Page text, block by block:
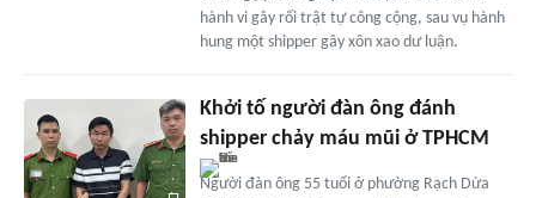
hành vi gây rối trật tự công cộng, sau vụ hành
hung một shipper gây xôn xao dư luận.
Khởi tố người đàn ông đánh
shipper chảy máu mũi ở TPHCM
Người đàn ông 55 tuổi ở phường Rạch Dừa